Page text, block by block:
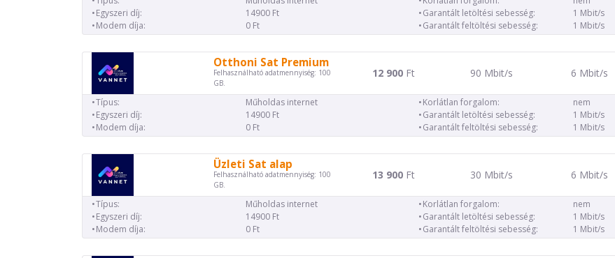
Egyszeri díj:
14900 Ft
Modem díja:
0 Ft
Garantált letöltési sebesség:
1 Mbit/s
Garantált feltöltési sebesség:
1 Mbit/s
Otthoni Sat Premium
Felhasználható adatmennyiség: 100
GB.
12 900Ft 90 Mbit/s 6 Mbit/s
Típus:
Műholdas internet
Egyszeri díj:
14900 Ft
Modem díja:
0 Ft
Korlátlan forgalom:
nem
Garantált letöltési sebesség:
1 Mbit/s
Garantált feltöltési sebesség:
1 Mbit/s
Üzleti Sat alap
Felhasználható adatmennyiség: 100
GB.
13 900Ft 30 Mbit/s 6 Mbit/s
Típus:
Műholdas internet
Egyszeri díj:
14900 Ft
Modem díja:
0 Ft
Korlátlan forgalom:
nem
Garantált letöltési sebesség:
1 Mbit/s
Garantált feltöltési sebesség:
1 Mbit/s